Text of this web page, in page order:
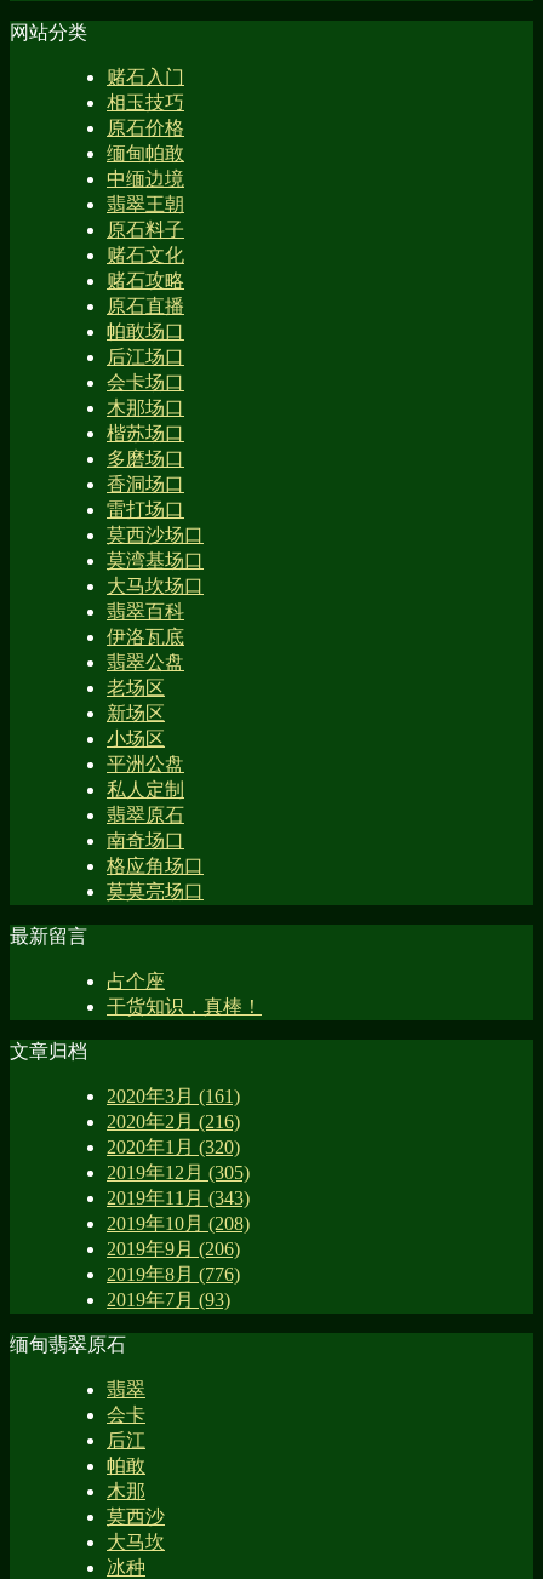
网站分类
赌石入门
相玉技巧
原石价格
缅甸帕敢
中缅边境
翡翠王朝
原石料子
赌石文化
赌石攻略
原石直播
帕敢场口
后江场口
会卡场口
木那场口
楷苏场口
多磨场口
香洞场口
雷打场口
莫西沙场口
莫湾基场口
大马坎场口
翡翠百科
伊洛瓦底
翡翠公盘
老场区
新场区
小场区
平洲公盘
私人定制
翡翠原石
南奇场口
格应角场口
莫莫亮场口
最新留言
占个座
干货知识，真棒！
文章归档
2020年3月 (161)
2020年2月 (216)
2020年1月 (320)
2019年12月 (305)
2019年11月 (343)
2019年10月 (208)
2019年9月 (206)
2019年8月 (776)
2019年7月 (93)
缅甸翡翠原石
翡翠
会卡
后江
帕敢
木那
莫西沙
大马坎
冰种